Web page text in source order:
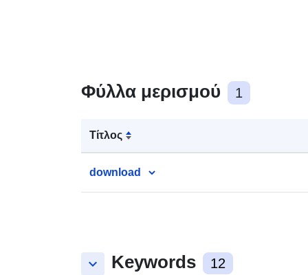
Φύλλα μερισμού 1
Τίτλος
download
keyboard_arrow_down Keywords 12